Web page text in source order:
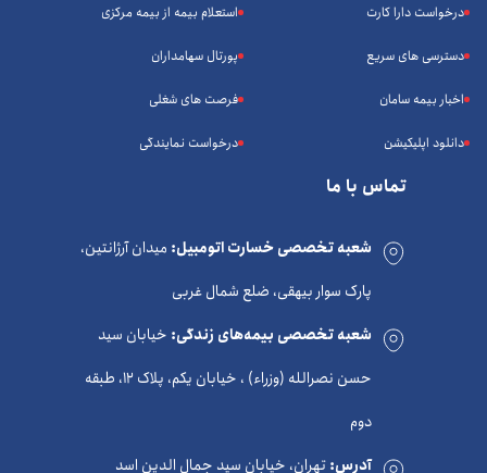
درخواست دارا کارت
دسترسی های سریع
اخبار بیمه سامان
دانلود اپلیکیشن
استعلام بیمه از بیمه مرکزی
پورتال سهامداران
فرصت های شغلی
درخواست نمایندگی
تماس با ما
شعبه تخصصی خسارت اتومبیل: میدان آرژانتین،
پارک سوار بیهقی، ضلع شمال غربی
شعبه تخصصی بیمه‌های زندگی: خیابان سید
حسن نصرالله (وزراء) ، خیابان یکم، پلاک 12، طبقه
دوم
آدرس:تهران، خیابان سید جمال الدین اسد